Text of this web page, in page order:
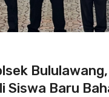
Bululawang,
Siswa Baru